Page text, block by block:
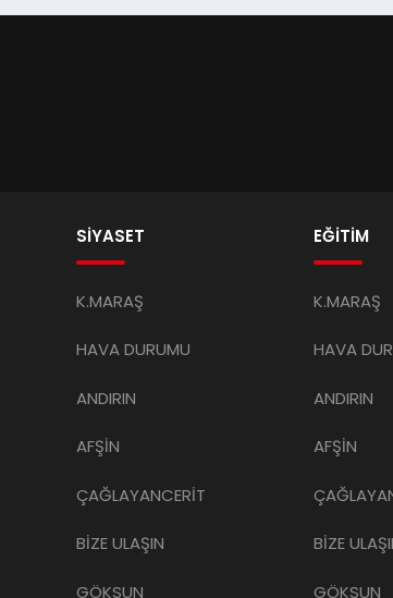
SİYASET
K.MARAŞ
HAVA DURUMU
ANDIRIN
AFŞİN
ÇAĞLAYANCERİT
BİZE ULAŞIN
GÖKSUN
EĞİTİM
K.MARAŞ
HAVA
ANDIRIN
AFŞİN
BİZE
GÖKSUN